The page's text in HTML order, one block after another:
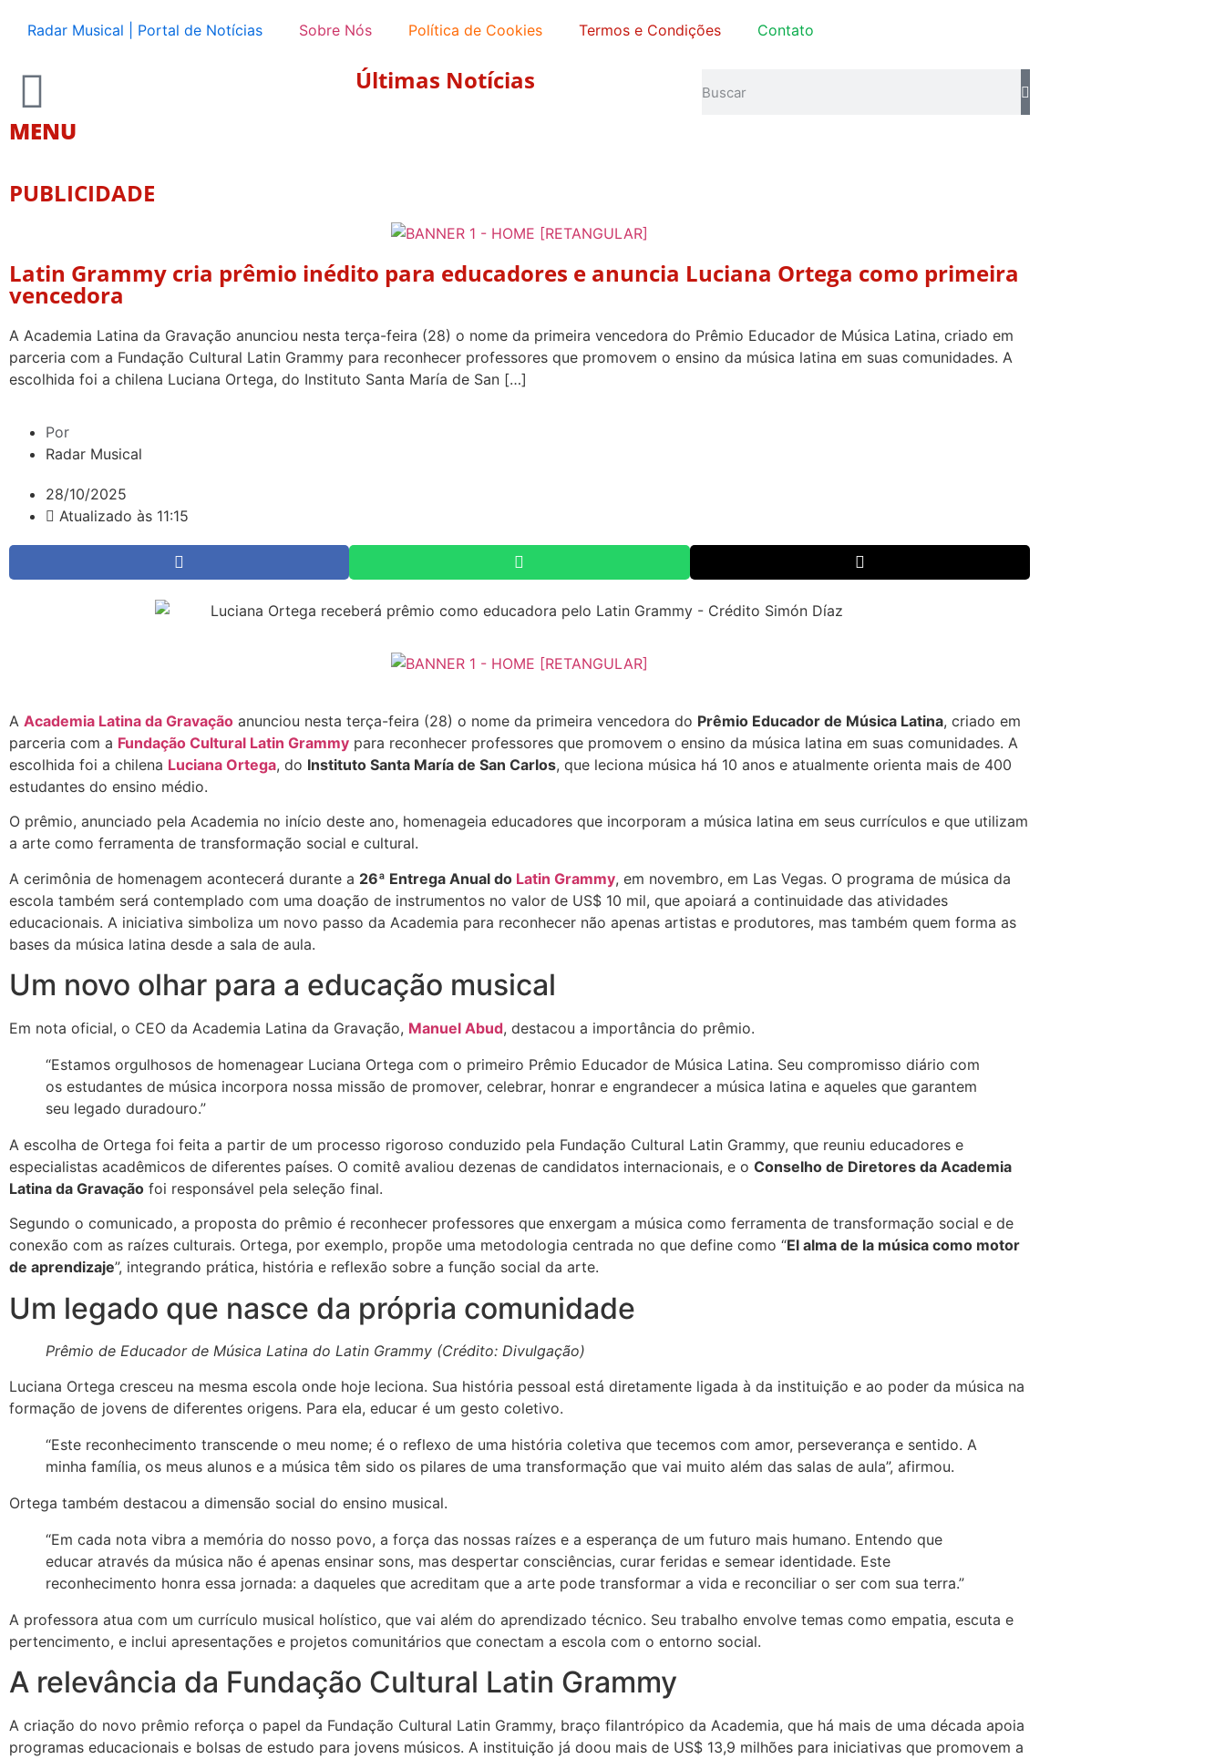
Radar Musical | Portal de Notícias Sobre Nós Política de Cookies Termos e Condições Contato
MENU
Últimas Notícias
PUBLICIDADE
Latin Grammy cria prêmio inédito para educadores e anuncia Luciana Ortega como primeira
vencedora
A Academia Latina da Gravação anunciou nesta terça-feira (28) o nome da primeira vencedora do Prêmio Educador de Música Latina, criado em
parceria com a Fundação Cultural Latin Grammy para reconhecer professores que promovem o ensino da música latina em suas comunidades. A
escolhida foi a chilena Luciana Ortega, do Instituto Santa María de San […]
Por
Radar Musical
28/10/2025
Atualizado às 11:15
A Academia Latina da Gravação anunciou nesta terça-feira (28) o nome da primeira vencedora do Prêmio Educador de Música Latina, criado em
parceria com a Fundação Cultural Latin Grammy para reconhecer professores que promovem o ensino da música latina em suas comunidades. A
escolhida foi a chilena Luciana Ortega, do Instituto Santa María de San Carlos, que leciona música há 10 anos e atualmente orienta mais de 400
estudantes do ensino médio.
O prêmio, anunciado pela Academia no início deste ano, homenageia educadores que incorporam a música latina em seus currículos e que utilizam
a arte como ferramenta de transformação social e cultural.
A cerimônia de homenagem acontecerá durante a 26ª Entrega Anual do Latin Grammy, em novembro, em Las Vegas. O programa de música da
escola também será contemplado com uma doação de instrumentos no valor de US$ 10 mil, que apoiará a continuidade das atividades
educacionais. A iniciativa simboliza um novo passo da Academia para reconhecer não apenas artistas e produtores, mas também quem forma as
bases da música latina desde a sala de aula.
Um novo olhar para a educação musical
Em nota oficial, o CEO da Academia Latina da Gravação, Manuel Abud, destacou a importância do prêmio.
“Estamos orgulhosos de homenagear Luciana Ortega com o primeiro Prêmio Educador de Música Latina. Seu compromisso diário com
os estudantes de música incorpora nossa missão de promover, celebrar, honrar e engrandecer a música latina e aqueles que garantem
seu legado duradouro.”
A escolha de Ortega foi feita a partir de um processo rigoroso conduzido pela Fundação Cultural Latin Grammy, que reuniu educadores e
especialistas acadêmicos de diferentes países. O comitê avaliou dezenas de candidatos internacionais, e o Conselho de Diretores da Academia
Latina da Gravação foi responsável pela seleção final.
Segundo o comunicado, a proposta do prêmio é reconhecer professores que enxergam a música como ferramenta de transformação social e de
conexão com as raízes culturais. Ortega, por exemplo, propõe uma metodologia centrada no que define como “El alma de la música como motor
de aprendizaje”, integrando prática, história e reflexão sobre a função social da arte.
Um legado que nasce da própria comunidade
Prêmio de Educador de Música Latina do Latin Grammy (Crédito: Divulgação)
Luciana Ortega cresceu na mesma escola onde hoje leciona. Sua história pessoal está diretamente ligada à da instituição e ao poder da música na
formação de jovens de diferentes origens. Para ela, educar é um gesto coletivo.
“Este reconhecimento transcende o meu nome; é o reflexo de uma história coletiva que tecemos com amor, perseverança e sentido. A
minha família, os meus alunos e a música têm sido os pilares de uma transformação que vai muito além das salas de aula”, afirmou.
Ortega também destacou a dimensão social do ensino musical.
“Em cada nota vibra a memória do nosso povo, a força das nossas raízes e a esperança de um futuro mais humano. Entendo que
educar através da música não é apenas ensinar sons, mas despertar consciências, curar feridas e semear identidade. Este
reconhecimento honra essa jornada: a daqueles que acreditam que a arte pode transformar a vida e reconciliar o ser com sua terra.”
A professora atua com um currículo musical holístico, que vai além do aprendizado técnico. Seu trabalho envolve temas como empatia, escuta e
pertencimento, e inclui apresentações e projetos comunitários que conectam a escola com o entorno social.
A relevância da Fundação Cultural Latin Grammy
A criação do novo prêmio reforça o papel da Fundação Cultural Latin Grammy, braço filantrópico da Academia, que há mais de uma década apoia
programas educacionais e bolsas de estudo para jovens músicos. A instituição já doou mais de US$ 13,9 milhões para iniciativas que promovem a